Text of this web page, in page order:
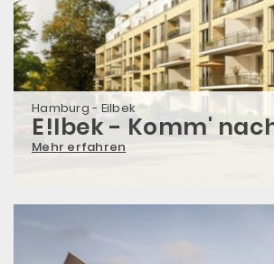
Hamburg - Eilbek
E!lbek - Komm'
Mehr erfahren